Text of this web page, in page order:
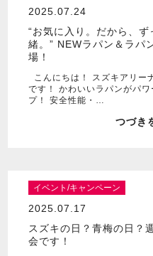
2025.07.24
“お気に入り。だから、ず
緒。” NEWラパン＆ラパ
場！
こんにちは！ スズキアリー
です！ かわいいラパンがパワ
プ！ 安全性能・…
つづき
イベント/キャンペーン
2025.07.17
スズキの日？青梅の日？
会です！